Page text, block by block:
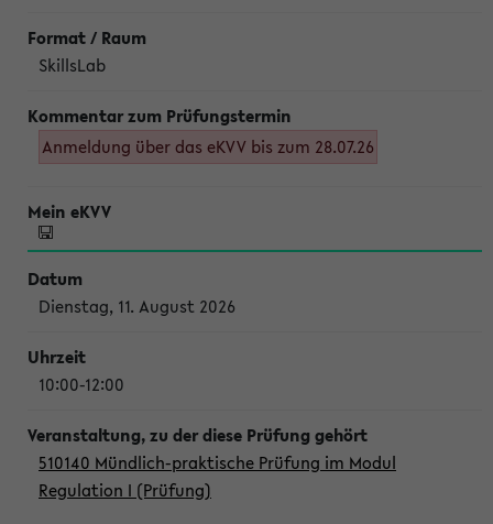
SkillsLab
Anmeldung über das eKVV bis zum 28.07.26
Dienstag, 11. August 2026
10:00-12:00
510140 Mündlich-praktische Prüfung im Modul
Regulation I (Prüfung)